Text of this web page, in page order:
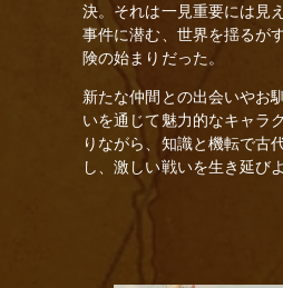
決。それは一見重要には見
事件に潜む、世界を揺るが
険の始まりだった。
新たな仲間との出会いやお
いを通じて魅力的なキャラ
りながら、知識と機転で古
し、激しい戦いを生き延びよ